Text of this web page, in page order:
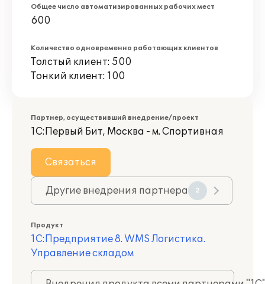
Общее число автоматизированных рабочих мест
600
Количество одновременно работающих клиентов
Толстый клиент: 500
Тонкий клиент: 100
Партнер, осуществивший внедрение/проект
1С:Первый Бит, Москва - м. Спортивная
Связаться
Другие внедрения партнера 2
Продукт
1С:Предприятие 8. WMS Логистика.
Управление складом